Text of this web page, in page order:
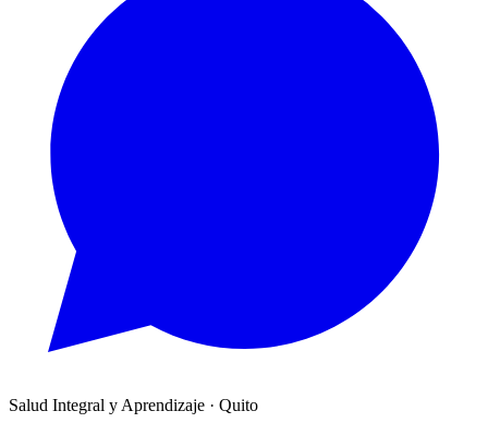
Salud Integral y Aprendizaje · Quito